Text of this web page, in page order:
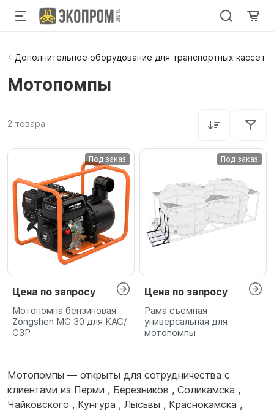
Дополнительное оборудование для транспортных кассет
Мотопомпы
2 товара
Под заказ
Цена по запросу
Мотопомпа бензиновая
Zongshen MG 30 для КАС/
СЗР
Под заказ
Цена по запросу
Рама съемная
универсальная для
мотопомпы
Мотопомпы — открыты для сотрудничества с
клиентами из Перми , Березников , Соликамска ,
Чайковского , Кунгура , Лысьвы , Краснокамска ,